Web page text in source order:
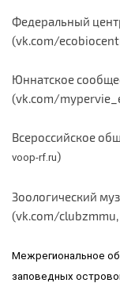
Федеральный
(vk.com/
Юннатское
(vk.com/
Всероссийское
voop-rf.ru)
Зоологический
(vk.com/
Межрегиональное
заповедных